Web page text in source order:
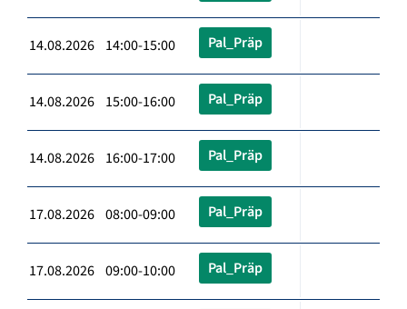
14.08.2026 14:00-15:00 Pal_Präp
14.08.2026 15:00-16:00 Pal_Präp
14.08.2026 16:00-17:00 Pal_Präp
17.08.2026 08:00-09:00 Pal_Präp
17.08.2026 09:00-10:00 Pal_Präp